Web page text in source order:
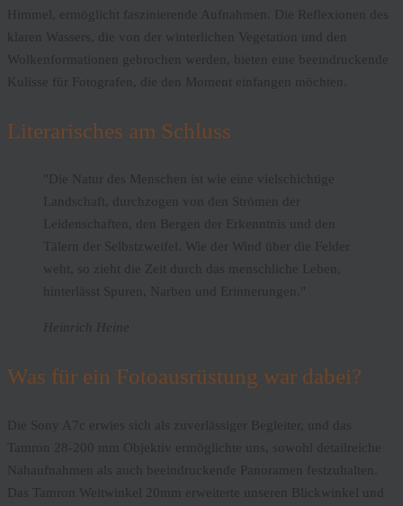
Himmel, ermöglicht faszinierende Aufnahmen. Die Reflexionen des
klaren Wassers, die von der winterlichen Vegetation und den
Wolkenformationen gebrochen werden, bieten eine beeindruckende
Kulisse für Fotografen, die den Moment einfangen möchten.
Literarisches am Schluss
"Die Natur des Menschen ist wie eine vielschichtige
Landschaft, durchzogen von den Strömen der
Leidenschaften, den Bergen der Erkenntnis und den
Tälern der Selbstzweifel. Wie der Wind über die Felder
weht, so zieht die Zeit durch das menschliche Leben,
hinterlässt Spuren, Narben und Erinnerungen."
Heinrich Heine
Was für ein Fotoausrüstung war dabei?
Die Sony A7c erwies sich als zuverlässiger Begleiter, und das
Tamron 28-200 mm Objektiv ermöglichte uns, sowohl detailreiche
Nahaufnahmen als auch beeindruckende Panoramen festzuhalten.
Das Tamron Weitwinkel 20mm erweiterte unseren Blickwinkel und